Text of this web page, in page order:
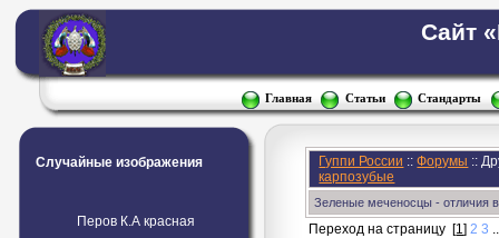
Сайт
Главная Статьи Стандарты
Случайные изображения
Перов К.А красная
Гуппи России ::Форумы ::
карпозубые
Зеленые меченосцы - отличия
Переход на страницу[1] 2 3